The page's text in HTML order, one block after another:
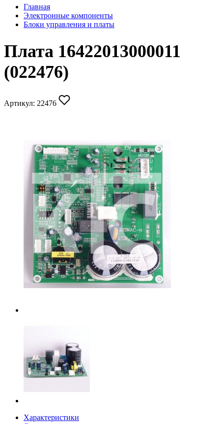
Главная
Электронные компоненты
Блоки управления и платы
Плата 16422013000011
(022476)
Артикул: 22476
Характеристики